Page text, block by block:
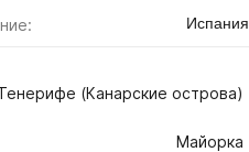
Испания
(Канарские острова)
Майорка